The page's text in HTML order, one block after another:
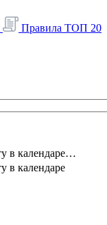
Правила ТОП 20
…